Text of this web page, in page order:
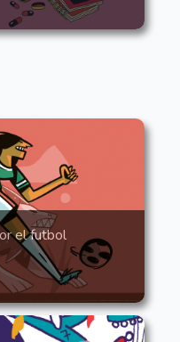
el futbol